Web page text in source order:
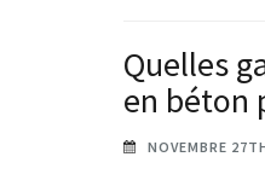
Quelles
en béton
NOVEMBRE